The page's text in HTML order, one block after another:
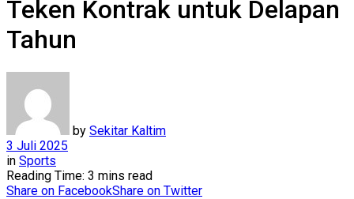
Teken Kontrak untuk Delapan
Tahun
by Sekitar Kaltim
3 Juli 2025
in Sports
Reading Time: 3 mins read
Share on FacebookShare on Twitter